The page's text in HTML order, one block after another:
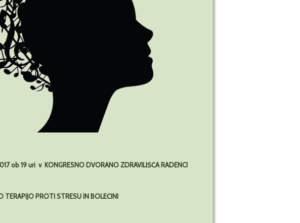
ob 19 uri v KONGRESNO DVORANO ZDRAVILIŠČA RADENCI
TERAPIJO PROTI STRESU IN BOLEČINI